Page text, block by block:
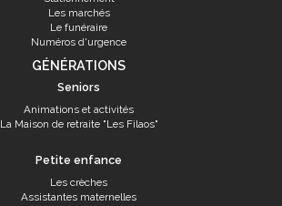
Les marchés
Le funéraire
Numéros d'urgence
GÉNÉRATIONS
Seniors
Animations et activités
La Maison de retraite "Les Filaos"
Petite enfance
Les crèches
Assistantes maternelles